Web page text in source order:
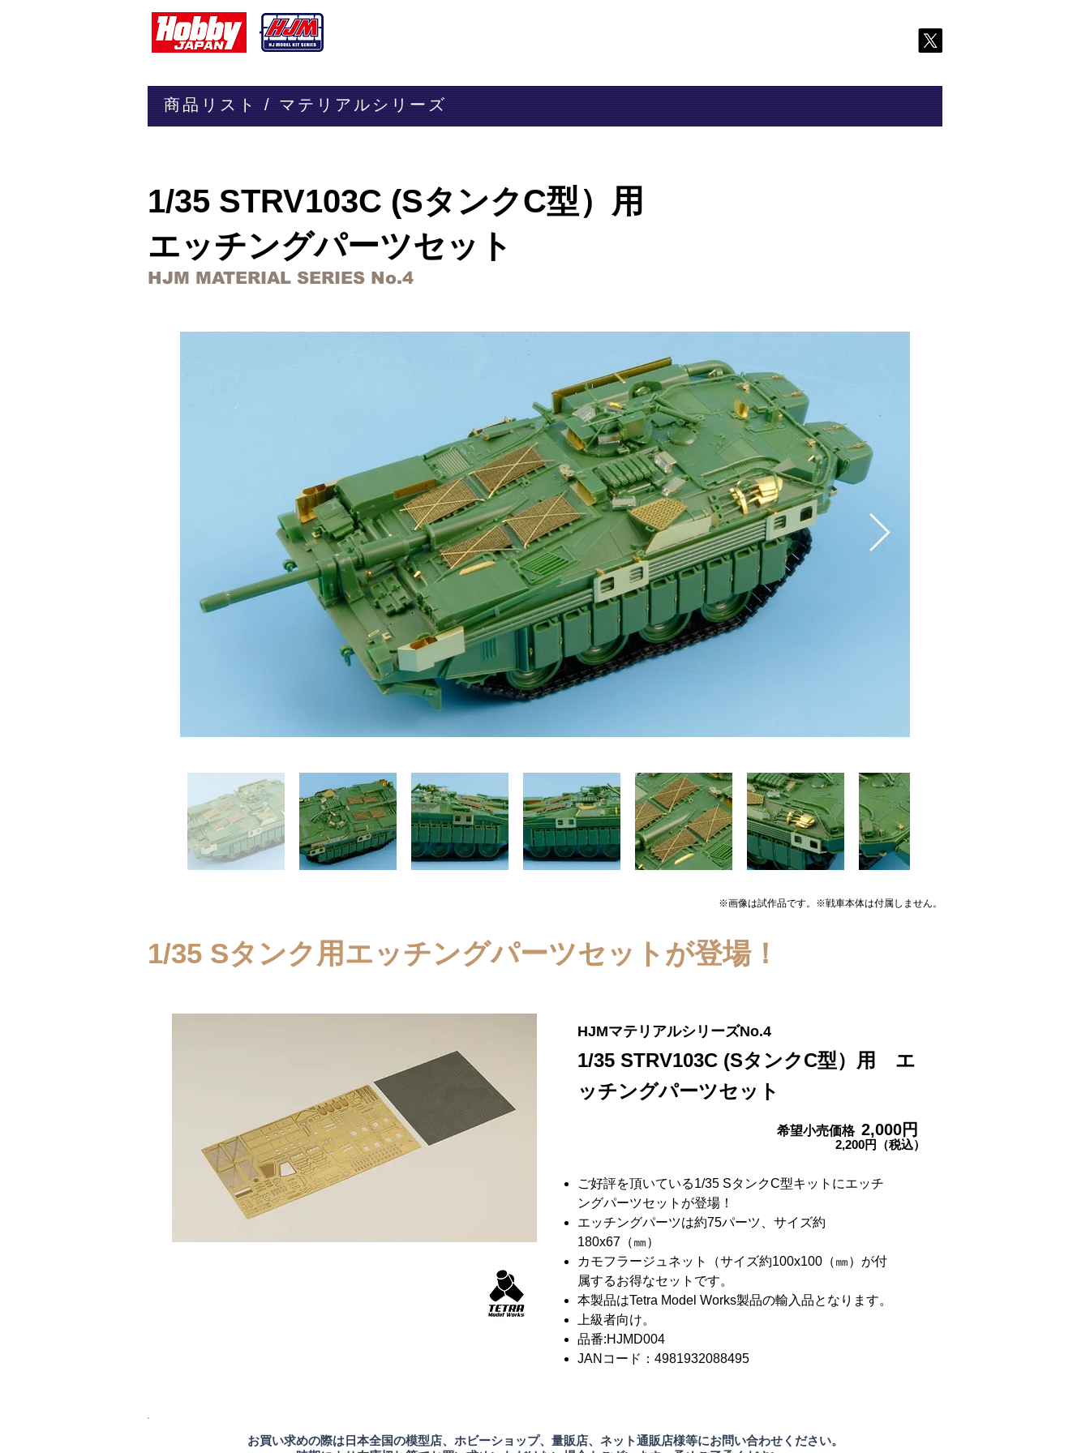
​商品リスト / マテリアルシリーズ
1/35 STRV103C (SタンクC型）用
エッチングパーツセット
HJM MATERIAL SERIES No.4
※画像は試作品です。※戦車本体は付属しません。
1/35 Sタンク用エッチングパーツセットが登場！
HJMマテリアルシリーズNo.4
1/35 STRV103C (SタンクC型）用 エ
ッチングパーツセット
希望小売価格 2,000円
2,200円​（税込）
ご好評を頂いている1/35 SタンクC型キットにエッチ
ングパーツセットが登場！
エッチングパーツは約75パーツ、 サイズ約
180x67（㎜）
カモフラージュネット（サイズ約100x100（㎜）が付
属するお得なセットです。
本製品はTetra Model Works製品の輸入品となります。
上級者向け。
品番:HJMD004
JANコード：4981932088495
お買い求めの際は日本全国の模型店、ホビーショップ、量販店、ネット通販店様等にお問い合わせください。